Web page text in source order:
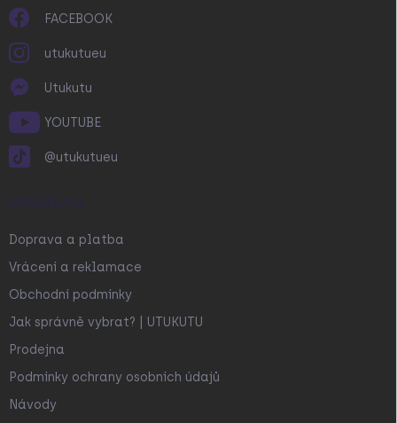
FACEBOOK
utukutueu
Utukutu
YOUTUBE
@utukutueu
O NÁKUPU
Doprava a platba
Vrácení a reklamace
Obchodní podmínky
Jak správně vybrat? | UTUKUTU
Prodejna
Podmínky ochrany osobních údajů
Návody